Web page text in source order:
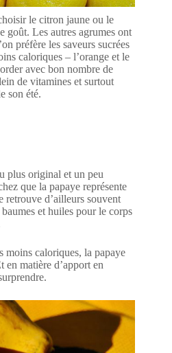
le citron jaune ou le
goût. Les autres agrumes ont
préfère les saveurs sucrées
caloriques – l’orange et le
avec bon nombre de
de vitamines et surtout
son été.
plus original et un peu
que la papaye représente
retrouve d’ailleurs souvent
et huiles pour le corps
moins caloriques, la papaye
en matière d’apport en